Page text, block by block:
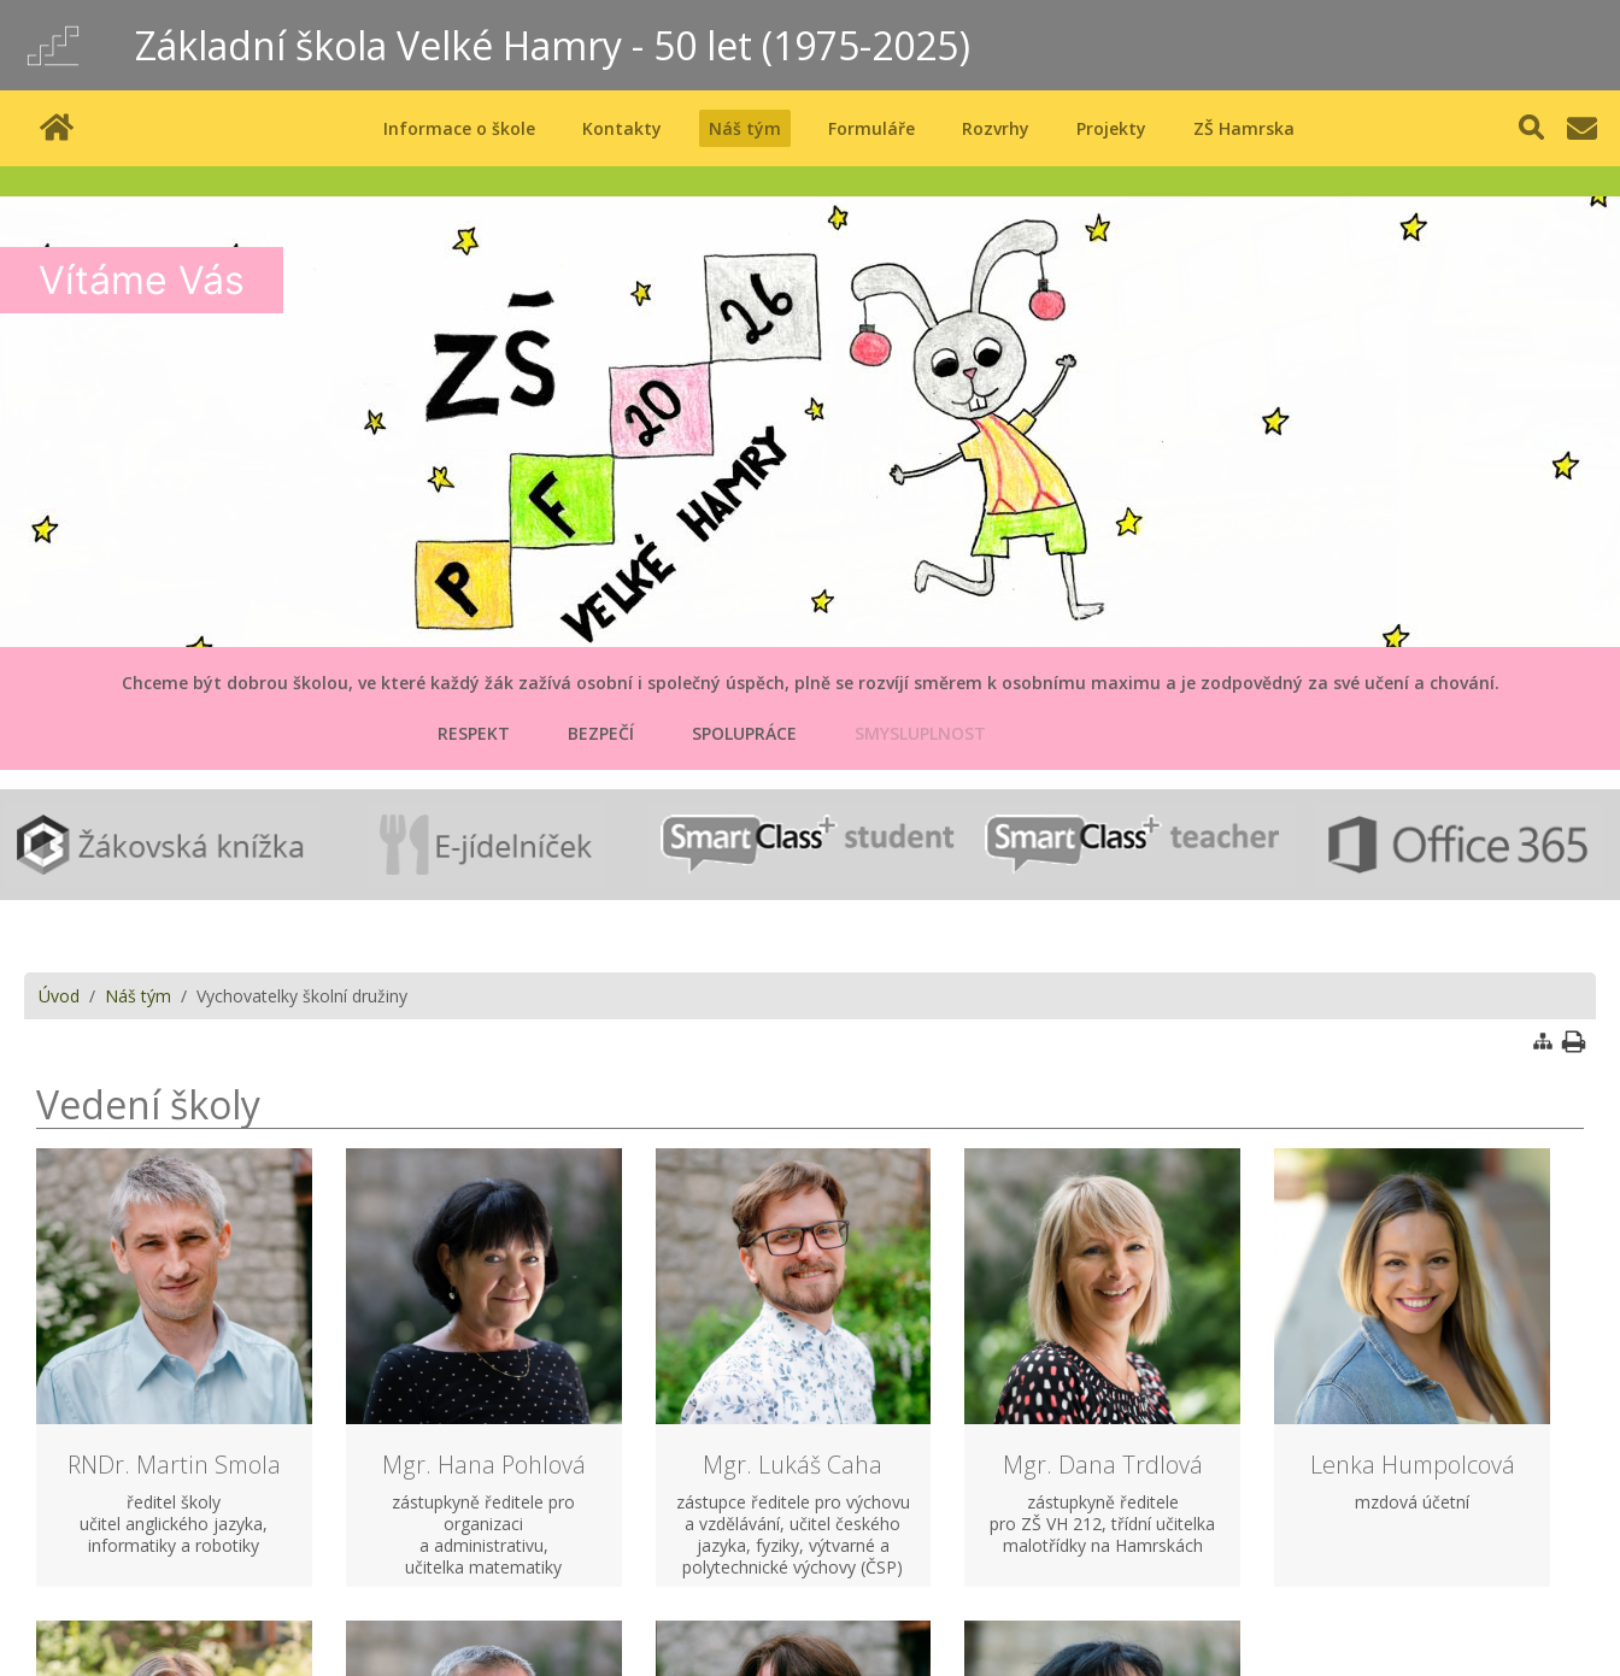
Vítáme Vás
Základní škola Velké Hamry - 50 let (1975-2025)
ZŠ Hamrska
Projekty
Rozvrhy
Formuláře
Náš tým
Kontakty
Informace o škole
Chceme být dobrou školou, ve které každý žák zažívá osobní i společný úspěch, plně se rozvíjí směrem k osobnímu maximu a je zodpovědný za své učení a chování.
RESPEKT BEZPEČÍ SPOLUPRÁCE SMYSLUPLNOST
Úvod / Náš tým / Vychovatelky školní družiny
Vedení školy
RNDr. Martin Smola
ředitel školy
učitel anglického jazyka,
informatiky a robotiky
Mgr. Hana Pohlová
zástupkyně ředitele pro
organizaci
a administrativu,
učitelka matematiky
Mgr. Lukáš Caha
zástupce ředitele pro výchovu
a vzdělávání, učitel českého
jazyka, fyziky, výtvarné a
polytechnické výchovy (ČSP)
Mgr. Dana Trdlová
zástupkyně ředitele
pro ZŠ VH 212, třídní učitelka
malotřídky na Hamrskách
Lenka Humpolcová
mzdová účetní